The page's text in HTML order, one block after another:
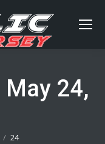
May 24,
24